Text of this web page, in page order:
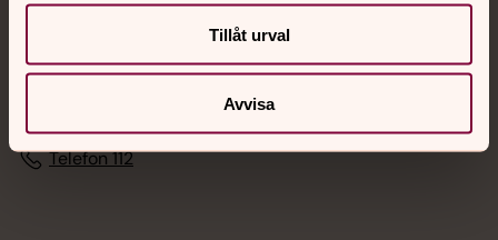
Tillåt urval
Avvisa
Akut samtals- och krisstöd. Prata eller chatta anonymt
med en präst på kvällar och nätter.
Digitalt brev
Telefon 112